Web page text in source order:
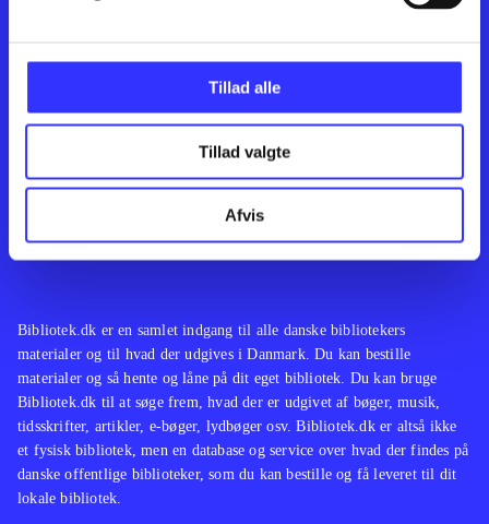
Tillad alle
Tillad valgte
Afvis Feedback
Bibliotek.dk er en samlet indgang til alle danske bibliotekers
materialer og til hvad der udgives i Danmark. Du kan bestille
materialer og så hente og låne på dit eget bibliotek. Du kan bruge
Bibliotek.dk til at søge frem, hvad der er udgivet af bøger, musik,
tidsskrifter, artikler, e-bøger, lydbøger osv. Bibliotek.dk er altså ikke
et fysisk bibliotek, men en database og service over hvad der findes på
danske offentlige biblioteker, som du kan bestille og få leveret til dit
lokale bibliotek.
Kontakt os
English
Artikler
Film
Musik
Noder